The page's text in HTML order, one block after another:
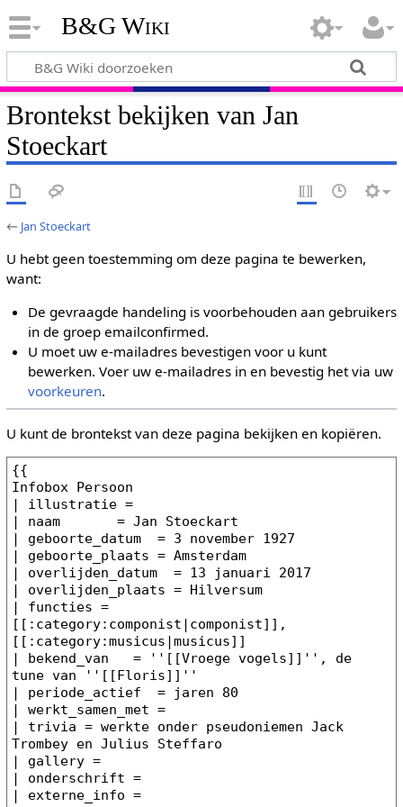
B&G Wiki
Brontekst bekijken van Jan
Stoeckart
← Jan Stoeckart
U hebt geen toestemming om deze pagina te bewerken,
want:
De gevraagde handeling is voorbehouden aan gebruikers
in de groep emailconfirmed.
U moet uw e-mailadres bevestigen voor u kunt
bewerken. Voer uw e-mailadres in en bevestig het via uw
voorkeuren.
U kunt de brontekst van deze pagina bekijken en kopiëren.